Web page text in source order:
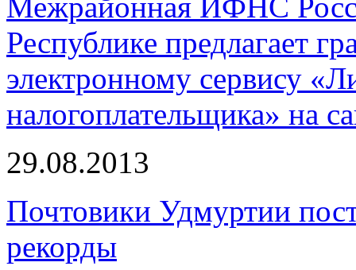
Республике предлагает
электронному сервису
налогоплательщика» на
29.08.2013
Почтовики Удмуртии
рекорды